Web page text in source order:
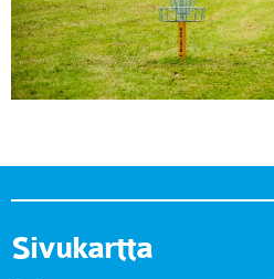
Sivukartta